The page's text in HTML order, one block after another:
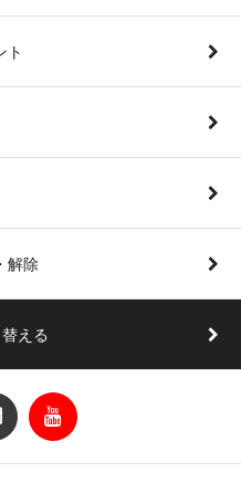
ト
解除
える